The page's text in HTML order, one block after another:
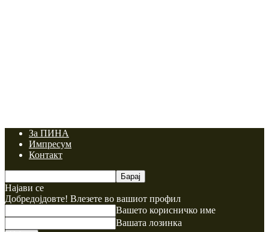
За ПИНА
Импресум
Контакт
Најави се
Добредојдовте! Влезете во вашиот профил
Вашето корисничко име
Вашата лозинка